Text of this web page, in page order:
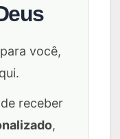
você,
receber
,